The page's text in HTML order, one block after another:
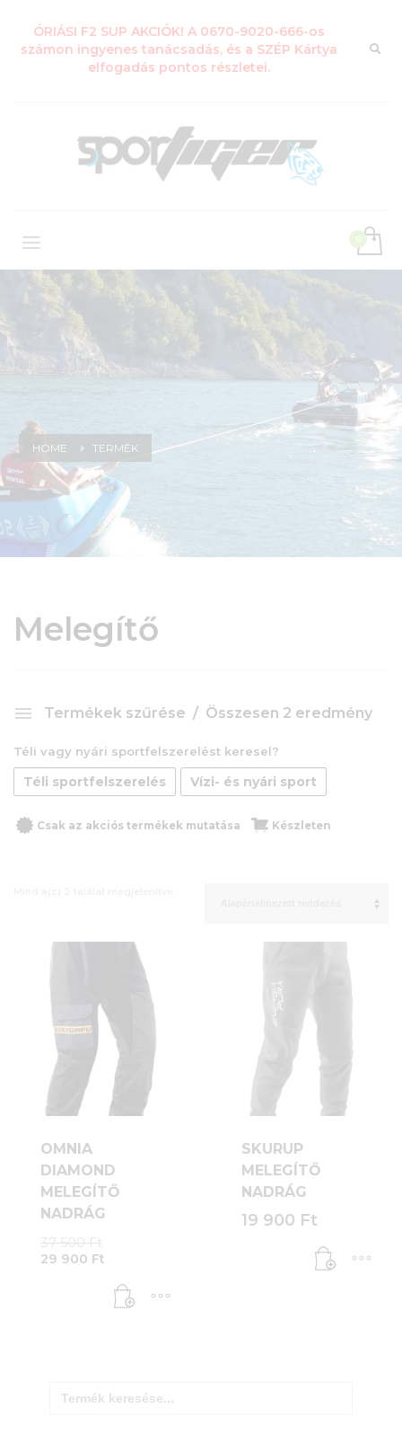
ÓRIÁSI F2 SUP AKCIÓK! A 0670-9020-666-os
számon ingyenes tanácsadás, és a SZÉP Kártya
elfogadás pontos részletei.
HOME TERMÉK
Melegítő
Termékek szűrése Összesen 2 eredmény
Téli vagy nyári sportfelszerelést keresel?
Téli sportfelszerelés Vízi- és nyári sport
Csak az akciós termékek mutatása Készleten
OMNIA
DIAMOND
MELEGÍTŐ
NADRÁG
37 500Ft
37
500 Ft.
29 900 Ft
is:
29
SKURUP
MELEGÍTŐ
NADRÁG
19 900 Ft
for: